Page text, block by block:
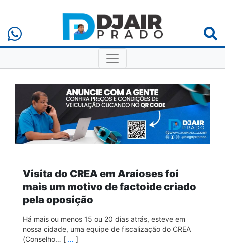
Visita do CREA em Araioses foi
mais um motivo de factoide criado
pela oposição
Há mais ou menos 15 ou 20 dias atrás, esteve em
nossa cidade, uma equipe de fiscalização do CREA
(Conselho… [ … ]